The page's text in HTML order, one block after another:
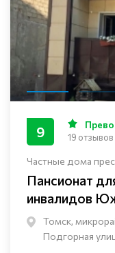
Частные дома
Пансионат
инвалидов
Томск,
Подгорная
9 19 отзывов